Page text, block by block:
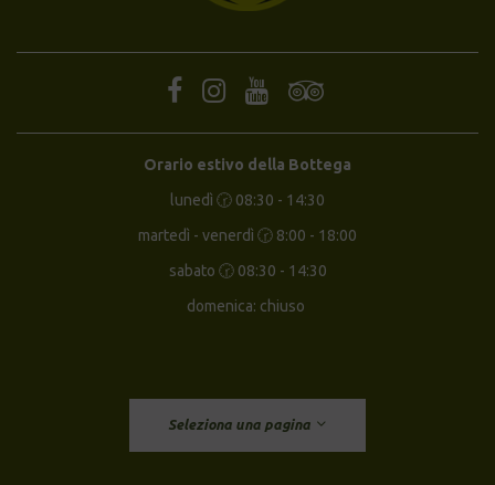
Orario estivo della Bottega
lunedì 🕝 08:30 - 14:30
martedì - venerdì 🕝 8:00 - 18:00
sabato 🕝 08:30 - 14:30
domenica: chiuso
Seleziona una pagina